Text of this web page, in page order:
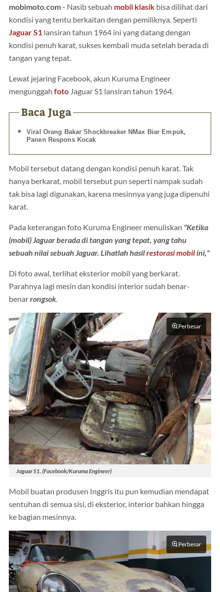
mobimoto.com - Nasib sebuah mobil klasik bisa dilihat dari
kondisi yang tentu berkaitan dengan pemiliknya. Seperti
Jaguar S1 lansiran tahun 1964 ini yang datang dengan
kondisi penuh karat, sukses kembali muda setelah berada di
tangan yang tepat.
Lewat jejaring Facebook, akun Kuruma Engineer
mengunggah foto Jaguar S1 lansiran tahun 1964.
Baca Juga
Viral Orang Bakar Shockbreaker NMax Biar Empuk,
Panen Respons Kocak
Mobil tersebut datang dengan kondisi penuh karat. Tak
hanya berkarat, mobil tersebut pun seperti nampak sudah
tak bisa lagi digunakan, karena mesinnya yang juga dipenuhi
karat.
Pada keterangan foto Kuruma Engineer menuliskan "Ketika
(mobil) Jaguar berada di tangan yang tepat, yang tahu
sebuah nilai sebuah Jaguar. Lihatlah hasilrestorasi mobilini,"
Di foto awal, terlihat eksterior mobil yang berkarat.
Parahnya lagi mesin dan kondisi interior sudah benar-
benarrongsok
Perbesar
Jaguar S1. (Facebook/Kuruma Engineer)
Mobil buatan produsen Inggris itu pun kemudian mendapat
sentuhan di semua sisi, di eksterior, interior bahkan hingga
ke bagian mesinnya.
Perbesar